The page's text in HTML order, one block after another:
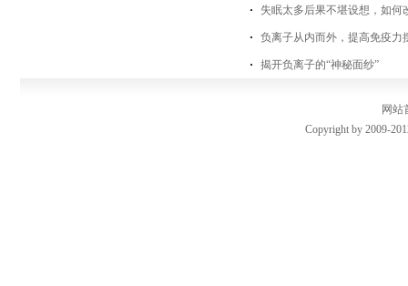
失眠太多后果不堪设想，如何
负离子从内而外，提高免疫力
揭开负离子的“神秘面纱”
网站
Copyright by 2009-